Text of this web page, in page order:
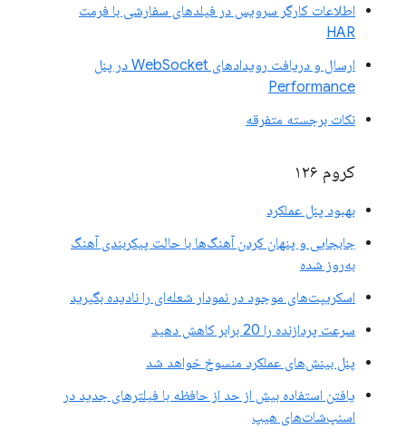
اطلاعات کارگر سرویس در فیلدهای سفارشی با فرمت
HAR
ارسال و دریافت رویدادهای WebSocket در پنل
Performance
نکات برجسته متفرقه
کروم ۱۲۶
بهبود پنل عملکرد
جابجایی و پنهان کردن آهنگ‌ها با حالت پیکربندی آهنگ
به‌روز شده
اسکریپت‌های موجود در نمودار شعله‌ای را نادیده بگیرید
سرعت پردازنده را 20 برابر کاهش دهید
پنل بینش‌های عملکرد منسوخ خواهد شد
یافتن استفاده بیش از حد از حافظه با فیلترهای جدید در
اسنپ‌شات‌های هیپ